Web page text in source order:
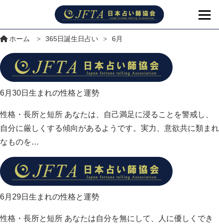
ホーム > 365日誕生日占い > 6月
6月30日生まれの性格と運勢
性格・長所と短所 あなたは、自己満足に浸ることを警戒し、
自分に厳しくする傾向があるようです。実力、意欲共に類まれ
なものを…
6月29日生まれの性格と運勢
性格・長所と短所 あなたは自分を無にして、人に優しくでき